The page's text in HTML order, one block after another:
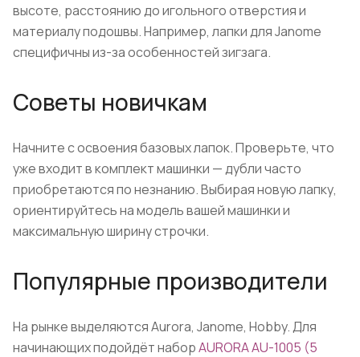
высоте, расстоянию до игольного отверстия и
материалу подошвы. Например, лапки для Janome
специфичны из-за особенностей зигзага.
Советы новичкам
Начните с освоения базовых лапок. Проверьте, что
уже входит в комплект машинки — дубли часто
приобретаются по незнанию. Выбирая новую лапку,
ориентируйтесь на модель вашей машинки и
максимальную ширину строчки.
Популярные производители
На рынке выделяются Aurora, Janome, Hobby. Для
начинающих подойдёт наборAURORA AU-1005 (5